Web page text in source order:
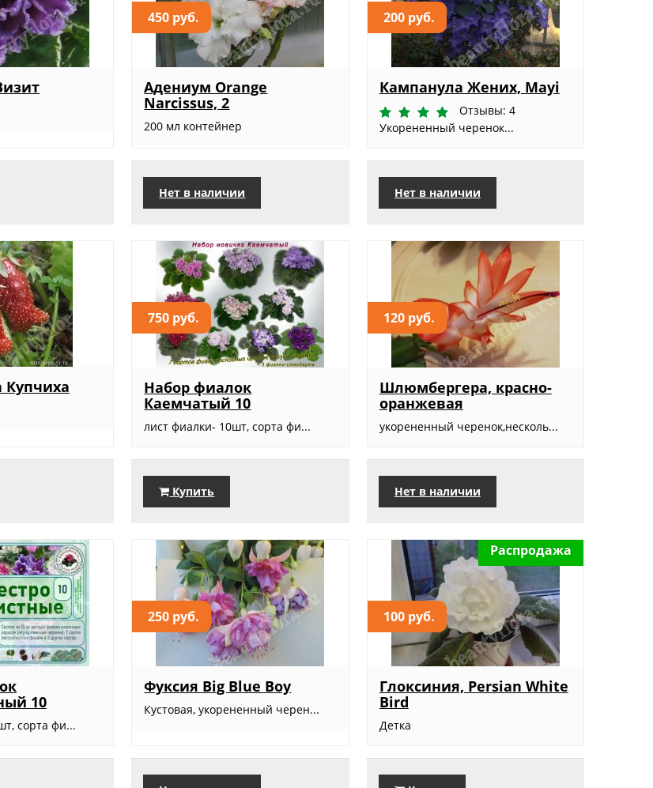
450 руб.
Адениум Orange
Narcissus, 2
200 мл контейнер
Нет в наличии
200 руб.
Кампанула Жених, Mayi
Отзывы: 4
Укорененный черенок...
Нет в наличии
Купчиха
750 руб.
Набор фиалок
Каемчатый 10
лист фиалки- 10шт, сорта фи...
Купить
120 руб.
Шлюмбергера, красно-
оранжевая
укорененный черенок,несколь...
Нет в наличии
10
сорта фи...
250 руб.
Фуксия Big Blue Boy
Кустовая, укорененный черен...
100 руб.
Распродажа
Глоксиния, Persian White
Bird
Детка